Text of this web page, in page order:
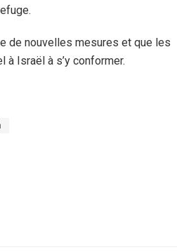
de nouvelles mesures et que les
Israël à s’y conformer.